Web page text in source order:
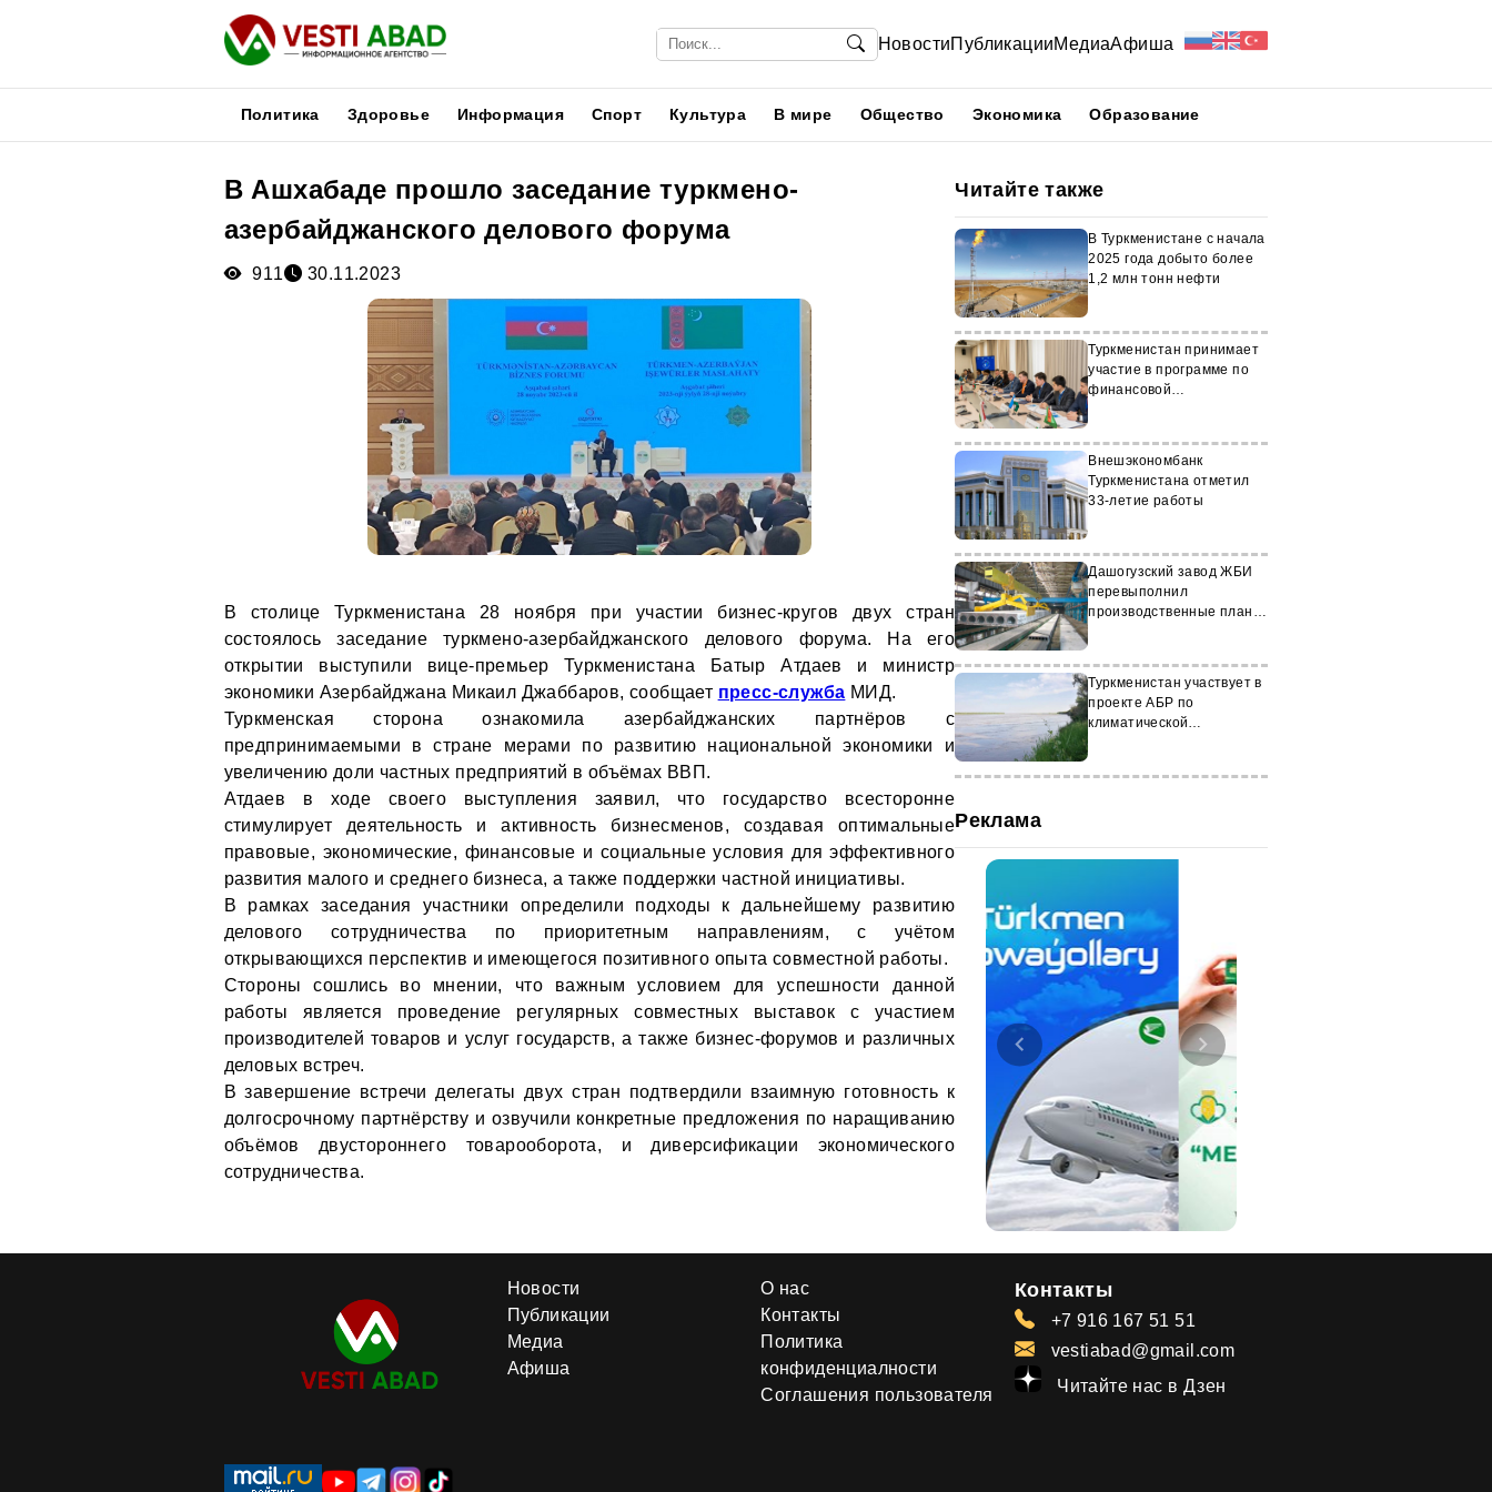
НовостиПубликацииМедиаАфиша
Политика Здоровье Информация Спорт Культура В мире Общество Экономика Образование
В Ашхабаде прошло заседание туркмено-
азербайджанского делового форума
911 30.11.2023
В столице Туркменистана 28 ноября при участии бизнес-кругов двух стран
состоялось заседание туркмено-азербайджанского делового форума. На его
открытии выступили вице-премьер Туркменистана Батыр Атдаев и министр
экономики Азербайджана Микаил Джаббаров, сообщает пресс-служба МИД.
Туркменская сторона ознакомила азербайджанских партнёров с
предпринимаемыми в стране мерами по развитию национальной экономики и
увеличению доли частных предприятий в объёмах ВВП.
Атдаев в ходе своего выступления заявил, что государство всесторонне
стимулирует деятельность и активность бизнесменов, создавая оптимальные
правовые, экономические, финансовые и социальные условия для эффективного
развития малого и среднего бизнеса, а также поддержки частной инициативы.
В рамках заседания участники определили подходы к дальнейшему развитию
делового сотрудничества по приоритетным направлениям, с учётом
открывающихся перспектив и имеющегося позитивного опыта совместной работы.
Стороны сошлись во мнении, что важным условием для успешности данной
работы является проведение регулярных совместных выставок с участием
производителей товаров и услуг государств, а также бизнес-форумов и различных
деловых встреч.
В завершение встречи делегаты двух стран подтвердили взаимную готовность к
долгосрочному партнёрству и озвучили конкретные предложения по наращиванию
объёмов двустороннего товарооборота, и диверсификации экономического
сотрудничества.
Читайте также
В Туркменистане с начала
2025 года добыто более
1,2 млн тонн нефти
Туркменистан принимает
участие в программе по
финансовой
Внешэкономбанк
Туркменистана отметил
33-летие работы
Дашогузский завод ЖБИ
перевыполнил
производственные планы
Туркменистан участвует в
проекте АБР по
климатической
Реклама
Новости
Публикации
Медиа
Афиша
О нас
Контакты
Политика
конфиденциалности
Соглашения пользователя
Контакты
+7 916 167 51 51
vestiabad@gmail.com
Читайте нас в Дзен